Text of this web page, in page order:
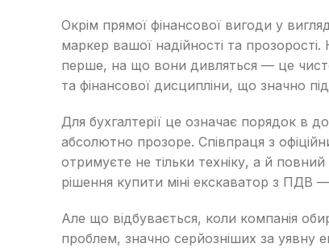
Окрім прямої фінансової вигоди у
маркер вашої надійності та
перше, на що вони дивляться — це
та фінансової дисципліни, що значно
Для бухгалтерії це означає порядок в
абсолютно прозоре. Співпраця з
отримуєте не тільки техніку, а й
рішення купити міні екскаватор з ПДВ
Але що відбувається, коли компанія
проблем, значно серйозніших за уявну